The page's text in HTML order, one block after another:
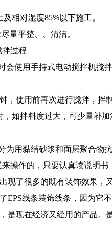
相对湿度85%以下施工。
量平整、、清洁。
拌过程
会使用手持式电动搅拌机搅
，使用前再次进行搅拌，拌
如拌料度过大，可少量补
为用黏结砂浆和面层聚合物抗
操作的，只要认真读说明
现了很多的既有装饰效果，
EPS线条装饰线条，因为它
是现在经济又经用的产品。